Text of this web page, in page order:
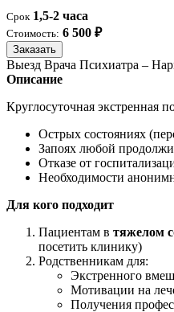
Срок 1,5-2 часа
Стоимость: 6 500 ₽
Заказать
Выезд Врача Психиатра –
Описание
Круглосуточная экстренная
Острых состояниях
Запоях любой
Отказе от
Необходимости
Для кого подходит
Пациентам в тяжелом
посетить клинику)
Родственникам для:
Экстренного
Мотивации на
Получения